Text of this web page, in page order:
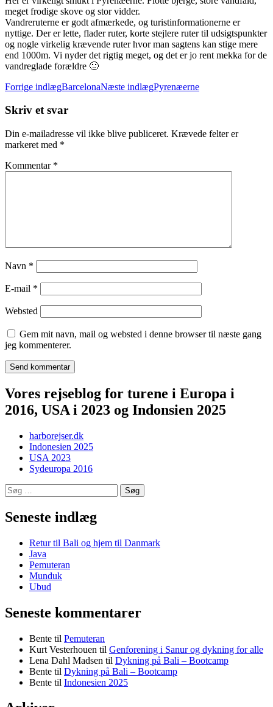
meget frodige skove og stor vidder.
Vandreruterne er godt afmærkede, og turistinformationerne er
nyttige. Der er lette, flader ruter, korte stejlere ruter til udsigtspunkter
og nogle virkelig krævende ruter hvor man sagtens kan stige mere
end 1000m. Vi nyder det rigtig meget, og det er jo rent mekka for de
vandreglade forældre 🙂
Indlægsnavigation
Forrige indlægBarcelonaNæste indlægPyrenæerne
Skriv et svar
Din e-mailadresse vil ikke blive publiceret. Krævede felter er
markeret med *
Kommentar *
Navn *
E-mail *
Websted
Gem mit navn, mail og websted i denne browser til næste gang
jeg kommenterer.
Vores rejseblog for turene i Europa i
2016, USA i 2023 og Indonsien 2025
harborejser.dk
Indonesien 2025
USA 2023
Sydeuropa 2016
Søg
efter:
Seneste indlæg
Retur til Bali og hjem til Danmark
Java
Pemuteran
Munduk
Ubud
Seneste kommentarer
Bente til Pemuteran
Kurt Vesterhouen til Genforening i Sanur og dykning for alle
Lena Dahl Madsen til Dykning på Bali – Bootcamp
Bente til Dykning på Bali – Bootcamp
Bente til Indonesien 2025